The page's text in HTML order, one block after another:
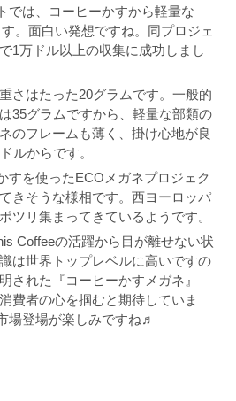
では、コーヒーかすから軽量な
。面白い発想ですね。同プロジェ
1万ドル以上の収集に成功しまし
さはたった20グラムです。一般的
35グラムですから、軽量な部類の
のフレームも薄く、掛け心地が良
ルからです。
すを使ったECOメガネプロジェク
きそうな様相です。西ヨーロッパ
ツリ集まってきているようです。
Coffeeの活躍から目が離せない状
は世界トップレベルに高いですの
された『コーヒーかすメガネ』
費者の心を掴むと期待していま
場登場が楽しみですね♬